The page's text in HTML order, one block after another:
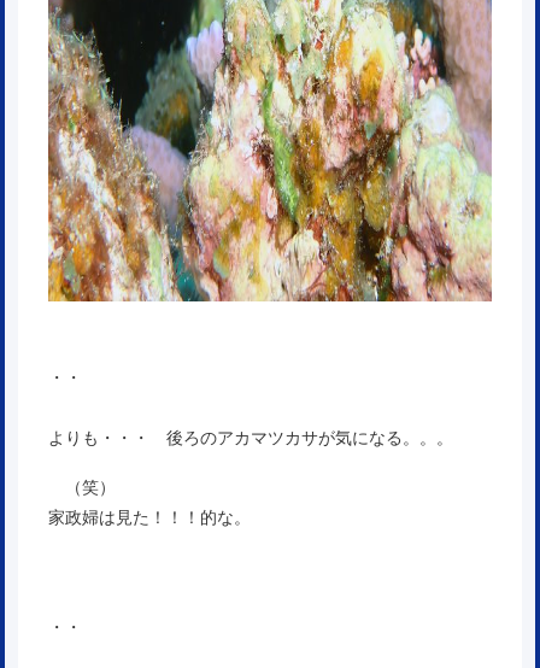
・・
よりも・・・ 後ろのアカマツカサが気になる。。。
（笑）
家政婦は見た！！！的な。
・・